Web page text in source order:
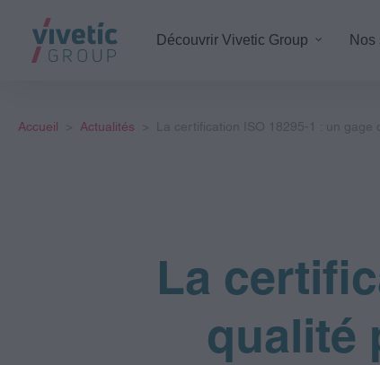
Découvrir Vivetic Group Nos
Accueil Actualités
La
qualité